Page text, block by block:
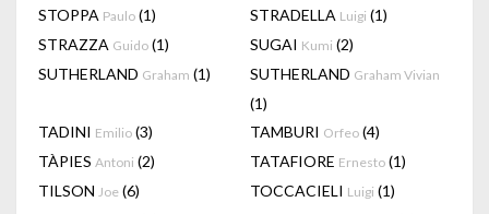
STOPPA Paulo (1) STRADELLA Luigi (1)
STRAZZA Guido (1) SUGAI Kumi (2)
SUTHERLAND Graham (1) SUTHERLAND Graham Vivian
(1)
TADINI Emilio (3) TAMBURI Orfeo (4)
TÀPIES Antoni (2) TATAFIORE Ernesto (1)
TILSON Joe (6) TOCCACIELI Luigi (1)